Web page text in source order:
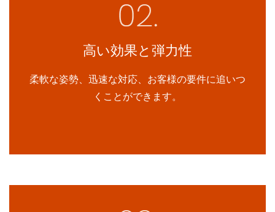
高い効果と弾力性
柔軟な姿勢、迅速な対応、お客様の要件に追いつ
くことができます。